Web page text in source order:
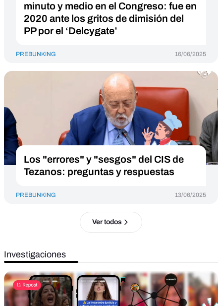
minuto y medio en el Congreso: fue en
2020 ante los gritos de dimisión del
PP por el ‘Delcygate’
PREBUNKING 16/06/2025
Los "errores" y "sesgos" del CIS de
Tezanos: preguntas y respuestas
PREBUNKING 13/06/2025
Ver todos
Investigaciones